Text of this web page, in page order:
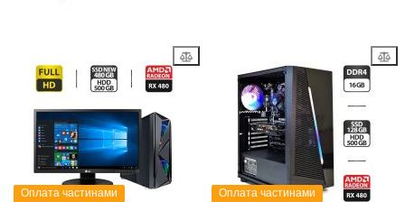
Оплата частинами
Оплата частинами